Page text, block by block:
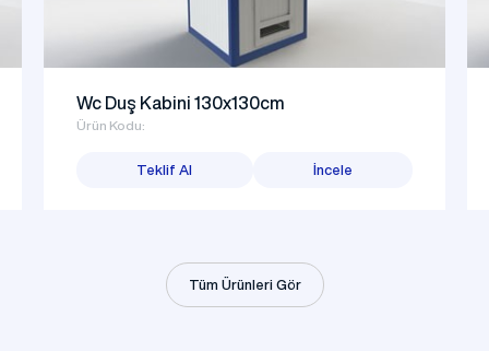
Wc Duş Kabini 130x130cm
Ürün Kodu:
Teklif Al İncele
Tüm Ürünleri Gör